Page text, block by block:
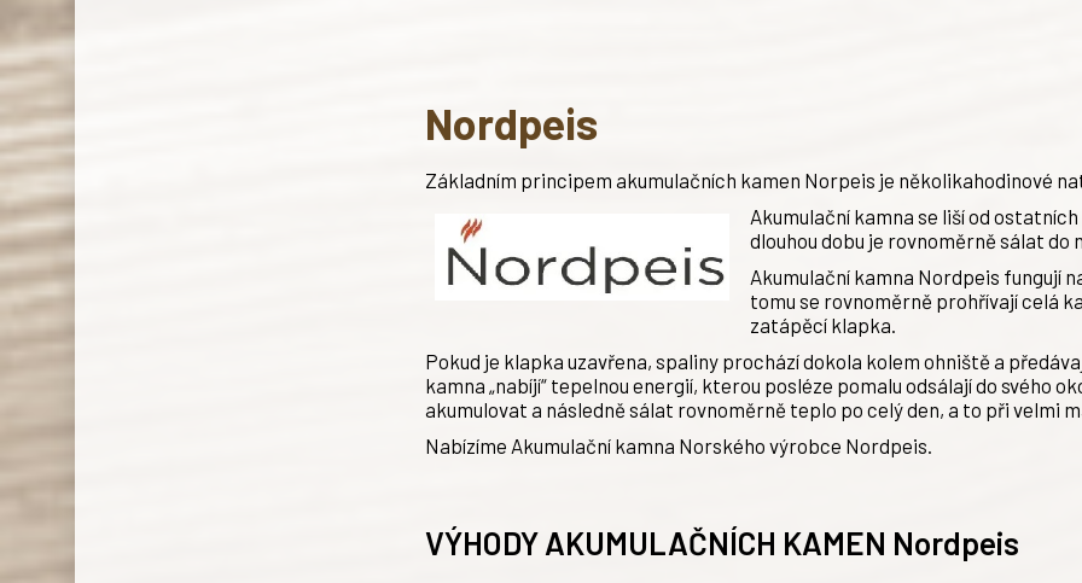
Nordpeis
Základním principem akumulačních kamen Norpeis je několikahodinové
Akumulační kamna se liší od
dlouhou dobu je rovnoměrně sálat do
Akumulační kamna Nordpeis fungují
tomu se rovnoměrně prohřívají celá
zatápěcí klapka.
Pokud je klapka uzavřena, spaliny prochází dokola kolem ohniště a
kamna „nabíjí“ tepelnou energií, kterou posléze pomalu odsálají do svého
akumulovat a následně sálat rovnoměrně teplo po celý den, a to při velmi
Nabízíme Akumulační kamna Norského výrobce Nordpeis.
VÝHODY AKUMULAČNÍCH KAMEN Nordpeis